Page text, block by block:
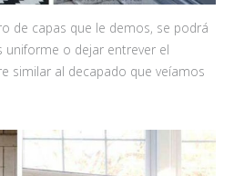
de capas que le demos, se podrá
uniforme o dejar entrever el
similar al decapado que veíamos